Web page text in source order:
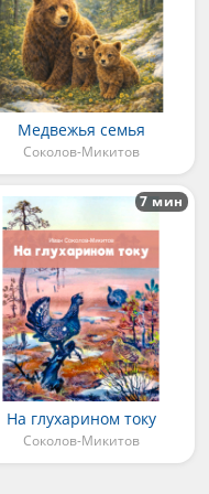
Медвежья семья
Соколов-Микитов
На глухарином току
Соколов-Микитов
7 мин